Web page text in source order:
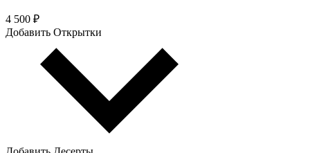
4 500 ₽
Добавить Открытки